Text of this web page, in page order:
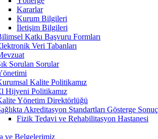
Kararlar
Kurum Bilgileri
İletişim Bilgileri
Katkı Başvuru Formları
Veri Tabanları
Sorulan Sorular
Kalite Politikamız
Hijyeni Politikamız
Yönetim Direktörlüğü
Akreditasyon Standartları Gösterge
Fizik Tedavi ve Rehabilitasyon Hastanesi
ve Belgelerimiz